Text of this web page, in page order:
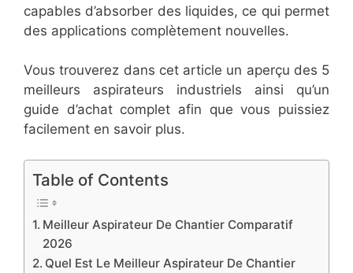
capables d’absorber des liquides, ce qui permet
des applications complètement nouvelles.
Vous trouverez dans cet article un aperçu des 5
meilleurs aspirateurs industriels ainsi qu’un
guide d’achat complet afin que vous puissiez
facilement en savoir plus.
Table of Contents
Meilleur Aspirateur De Chantier Comparatif
2026
Quel Est Le Meilleur Aspirateur De Chantier